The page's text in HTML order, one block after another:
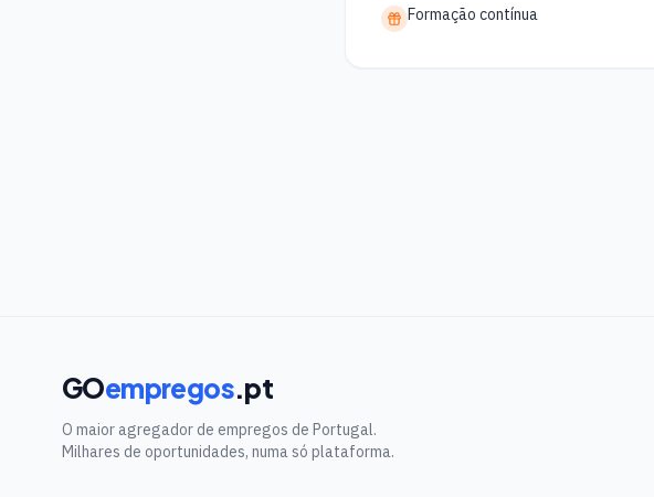
Formação contínua
GOempregos.pt
O maior agregador de empregos de Portugal.
Milhares de oportunidades, numa só plataforma.